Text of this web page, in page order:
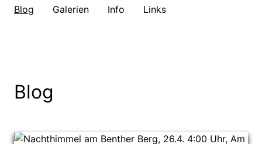
Blog Galerien Info Links
Blog